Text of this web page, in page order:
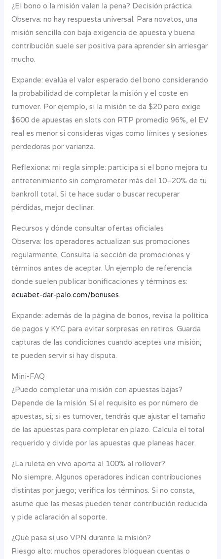
¿El bono o la misión valen la pena? Decisión práctica
Observa: no hay respuesta universal. Para novatos, una
misión sencilla con baja exigencia de apuesta y buena
contribución suele ser positiva para aprender sin arriesgar
mucho.
Expande: evalúa el valor esperado del bono considerando
la probabilidad de completar la misión y el coste en
turnover. Por ejemplo, si la misión te da $20 pero exige
$600 de apuestas en slots con RTP promedio 96%, el EV
real es menor si consideras vigas como límites y sesiones
perdedoras por varianza.
Reflexiona: mi regla simple: participa si el bono mejora tu
entretenimiento sin comprometer más del 10–20% de tu
bankroll total. Si te hace sudar o buscar recuperar
pérdidas, mejor declinar.
Recursos y dónde consultar ofertas oficiales
Observa: los operadores actualizan sus promociones
regularmente. Consulta la sección de promociones y
términos antes de aceptar. Un ejemplo de referencia
donde suelen publicar bonificaciones y términos es:
ecuabet-dar-palo.com/bonuses.
Expande: además de la página de bonos, revisa la política
de pagos y KYC para evitar sorpresas en retiros. Guarda
capturas de las condiciones cuando aceptes una misión;
te pueden servir si hay disputa.
Mini-FAQ
¿Puedo completar una misión con apuestas bajas?
Depende de la misión. Si el requisito es por número de
apuestas, sí; si es turnover, tendrás que ajustar el tamaño
de las apuestas para completar en plazo. Calcula el total
requerido y divide por las apuestas que planeas hacer.
¿La ruleta en vivo aporta al 100% al rollover?
No siempre. Algunos operadores indican contribuciones
distintas por juego; verifica los términos. Si no consta,
asume que las mesas pueden tener contribución reducida
y pide aclaración al soporte.
¿Qué pasa si uso VPN durante la misión?
Riesgo alto: muchos operadores bloquean cuentas o